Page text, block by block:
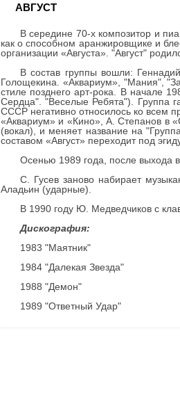
АВГУСТ
В середине 70-х композитор и
как о способном аранжировщике и
организации «Августа». "Август"
В состав группы вошли:
Голощекина. «Аквариум», "Мания",
стиле позднего арт-рока. В начале
Сердца". "Веселые Ребята"). Группа
СССР негативно относилось ко всем
«Аквариум» и «Кино», А. Степанов в
(вокал), и меняет название на
составом «Август» переходит под
Осенью 1989 года, после выхода
С. Гусев заново набирает
Аладьин (ударные).
В 1990 году Ю. Медведчиков с
Дискография:
1983 "Маятник"
1984 "Далекая Звезда"
1988 "Демон"
1989 "Ответный Удар"